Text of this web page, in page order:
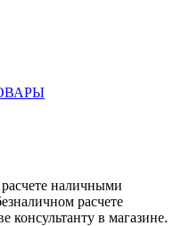
наличными
расчете
консультанту в магазине.